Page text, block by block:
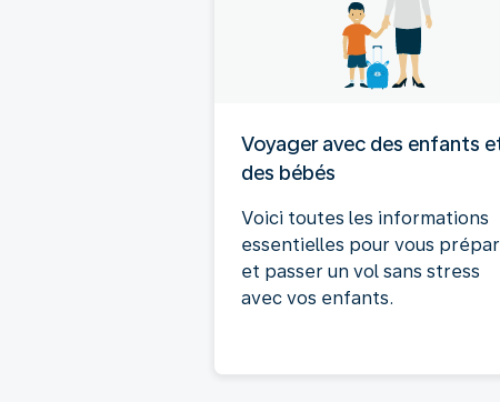
Voyager avec des enfants
des bébés
Voici toutes les informations
essentielles pour vous
et passer un vol sans stress
avec vos enfants.